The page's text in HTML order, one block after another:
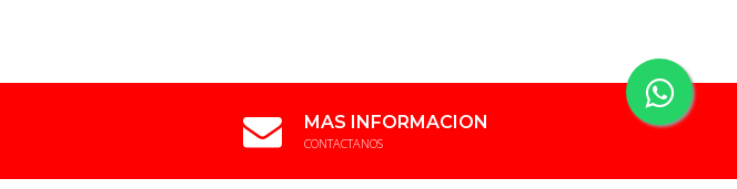
MAS INFORMACION
CONTACTANOS